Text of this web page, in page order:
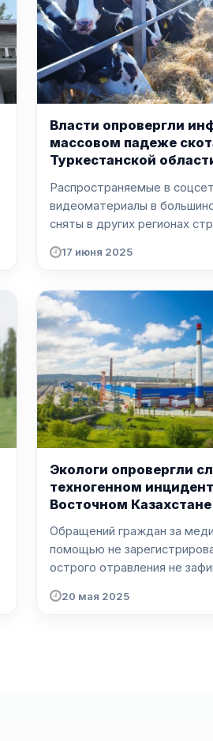
Власти опровергли
массовом падеже
Туркестанской
Распространяемые в
видеоматериалы в
сняты в других регионах
17 июня 2025
Экологи опровергли
техногенном
Восточном Казахстане
Обращений граждан за
помощью не
острого отравления не
20 мая 2025